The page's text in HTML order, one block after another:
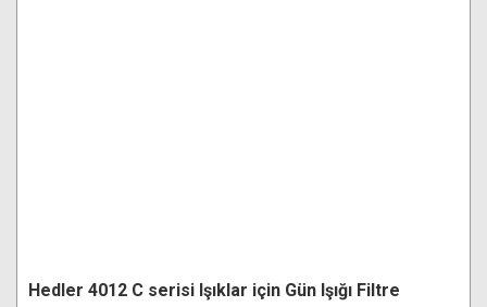
Hedler 4012 C serisi Işıklar için Gün Işığı Filtre